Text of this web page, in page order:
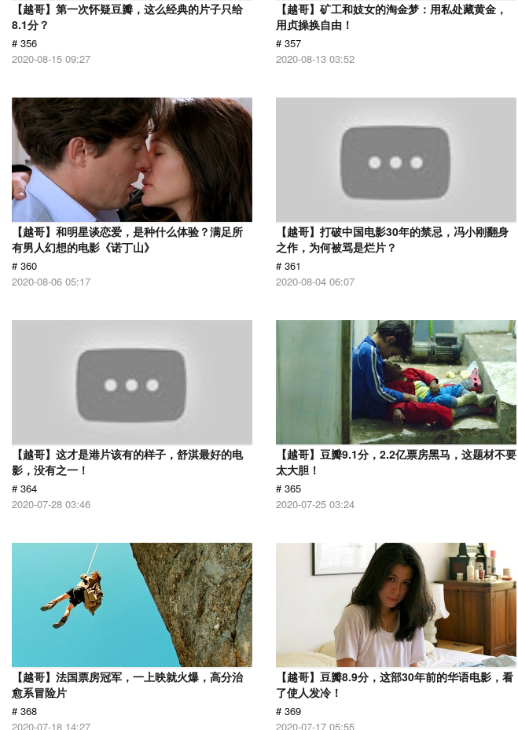
【越哥】第一次怀疑豆瓣，这么经典的片子只给
8.1分？
# 356
2020-08-15 09:27
【越哥】矿工和妓女的淘金梦：用私处藏黄金，
用贞操换自由！
# 357
2020-08-13 03:52
【越哥】和明星谈恋爱，是种什么体验？满足所
有男人幻想的电影《诺丁山》
# 360
2020-08-06 05:17
【越哥】打破中国电影30年的禁忌，冯小刚翻身
之作，为何被骂是烂片？
# 361
2020-08-04 06:07
【越哥】这才是港片该有的样子，舒淇最好的电
影，没有之一！
# 364
2020-07-28 03:46
【越哥】豆瓣9.1分，2.2亿票房黑马，这题材不要
太大胆！
# 365
2020-07-25 03:24
【越哥】法国票房冠军，一上映就火爆，高分治
愈系冒险片
# 368
2020-07-18 14:27
【越哥】豆瓣8.9分，这部30年前的华语电影，看
了使人发冷！
# 369
2020-07-17 05:55